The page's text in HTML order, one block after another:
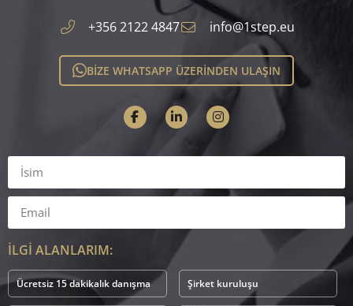
+356 2122 4847 info@1step.eu
BİZE WHATSAPP ÜZERİNDEN ULAŞIN
İLGİ ALANLARIM:
Ücretsiz 15 dakikalık danışma Şirket kuruluşu